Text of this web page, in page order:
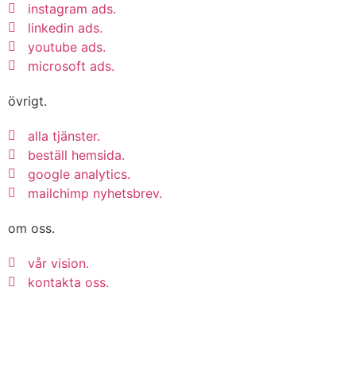
instagram ads.
linkedin ads.
youtube ads.
microsoft ads.
övrigt.
alla tjänster.
beställ hemsida.
google analytics.
mailchimp nyhetsbrev.
om oss.
vår vision.
kontakta oss.